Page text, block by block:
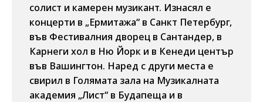
солист и камерен музикант. Изнасял е
концерти в „Ермитажа“ в Санкт Петербург,
във Фестивалния дворец в Сантандер, в
Карнеги хол в Ню Йорк и в Кенеди център
във Вашингтон. Наред с други места е
свирил в Голямата зала на Музикалната
академия „Лист“ в Будапеща и в